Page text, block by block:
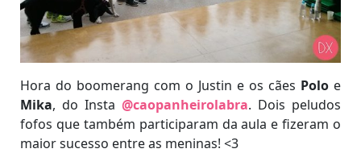
Hora do boomerang com o Justin e os cães Polo e
Mika, do Insta @caopanheirolabra. Dois peludos
fofos que também participaram da aula e fizeram o
maior sucesso entre as meninas! <3